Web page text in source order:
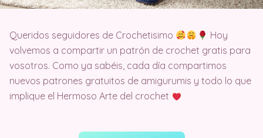
Queridos seguidores de Crochetisimo
Hoy
volvemos a compartir un patrón de crochet gratis para
vosotros. Como ya sabéis, cada día compartimos
nuevos patrones gratuitos de amigurumis y todo lo que
implique el Hermoso Arte del crochet